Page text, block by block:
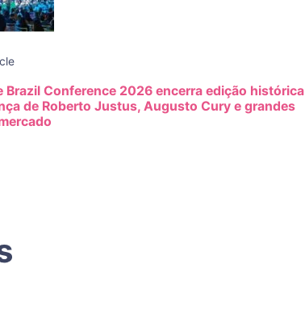
Brazil Conference 2026 encerra edição histórica
de Roberto Justus, Augusto Cury e grandes